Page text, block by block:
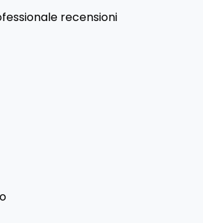
recensioni